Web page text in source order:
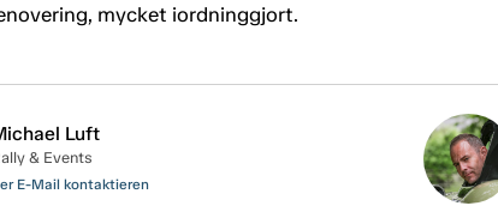
mycket iordninggjort.
Luft
& Events
E-Mail kontaktieren